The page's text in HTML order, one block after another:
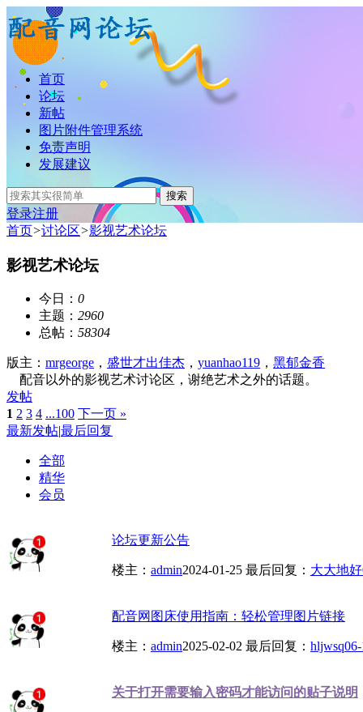
首页
论坛
新帖
图片附件管理系统
免责声明
发展建议
搜索
登录注册
首页>讨论区>影视艺术论坛
影视艺术论坛
今日： 0
主题： 2960
总帖： 58304
版主： mrgeorge ， 盛世才出佳杰 ， yuanhao119 ， 黑郁金香
配音以外的影视艺术讨论区，谢绝艺术之外的话题。
发帖
1 2 3 4 ...100 下一页 »
最新发帖|最后回复
全部
精华
会员
论坛更新公告
楼主： admin2024-01-25 最后回复： 大大地好
配音网图床使用指南：轻松管理图片链接
楼主： admin2025-02-02 最后回复： hljwsq
关于打开需要输入密码才能访问的贴子说明